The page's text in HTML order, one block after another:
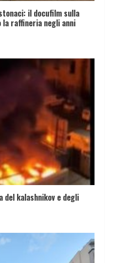
il docufilm sulla
raffineria negli anni
del kalashnikov e degli